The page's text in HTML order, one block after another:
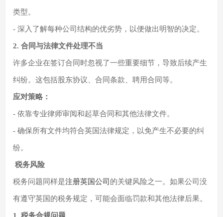
类型。
- 深入了解每种公司结构的优劣势，以便做出明智的决定。
2. 合同与法律文件处理不当
许多企业在签订合同时忽视了一些重要细节，导致后续产生
纠纷。这包括股东协议、合同条款、聘用合同等。
应对策略：
- 依靠专业律师审阅和起草合同和其他法律文件。
- 确保所有文件均符合英国法律规定，以免产生不必要的纠
纷。
税务风险
税务问题同样是注册英国公司 的关键风险之一。如果公司没
有遵守英国的税务规定，可能会面临罚款和其他法律后果。